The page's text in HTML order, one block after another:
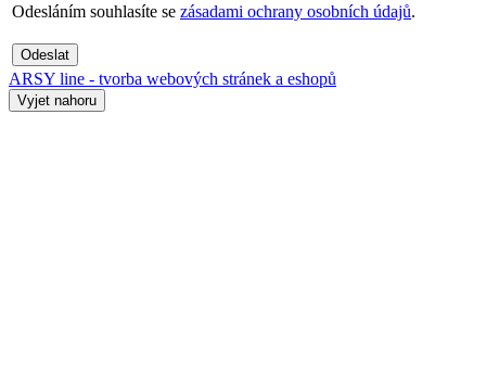
Odesláním souhlasíte se zásadami ochrany osobních údajů.
Odeslat
ARSY line - tvorba webových stránek a eshopů
Vyjet nahoru